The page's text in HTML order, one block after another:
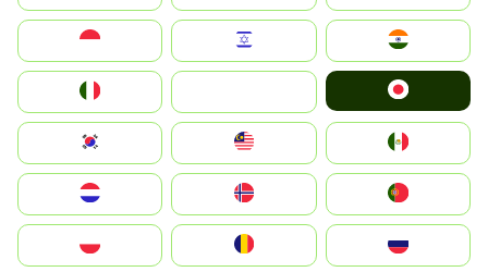
South Korea